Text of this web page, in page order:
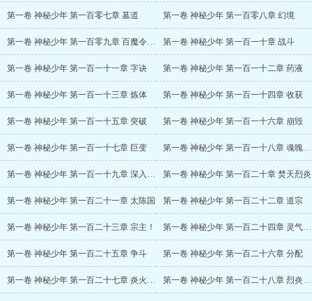
第一卷 神秘少年 第一百零七章 墓道 第一卷 神秘少年 第一百零八章 幻境
第一卷 神秘少年 第一百零九章 百魔令再现 第一卷 神秘少年 第一百一十章 战斗
第一卷 神秘少年 第一百一十一章 字诀 第一卷 神秘少年 第一百一十二章 药液
第一卷 神秘少年 第一百一十三章 炼体 第一卷 神秘少年 第一百一十四章 收获
第一卷 神秘少年 第一百一十五章 突破 第一卷 神秘少年 第一百一十六章 崩毁
第一卷 神秘少年 第一百一十七章 巨变 第一卷 神秘少年 第一百一十八章 魂魄河流
第一卷 神秘少年 第一百一十九章 深入地心 第一卷 神秘少年 第一百二十章 焚天烈炎
第一卷 神秘少年 第一百二十一章 太陈国 第一卷 神秘少年 第一百二十二章 道宗
第一卷 神秘少年 第一百二十三章 宗主！ 第一卷 神秘少年 第一百二十四章 灵气漩涡
第一卷 神秘少年 第一百二十五章 争斗 第一卷 神秘少年 第一百二十六章 分配
第一卷 神秘少年 第一百二十七章 炎火之海 第一卷 神秘少年 第一百二十八章 烈炎锁宫阵